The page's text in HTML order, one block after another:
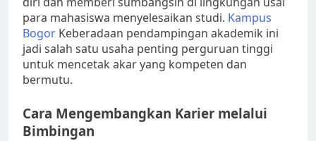
para mahasiswa menyelesaikan studi. Kampus
Bogor Keberadaan pendampingan akademik ini
jadi salah satu usaha penting perguruan tinggi
untuk mencetak akar yang kompeten dan
bermutu.
Cara Mengembangkan Karier melalui
Bimbingan